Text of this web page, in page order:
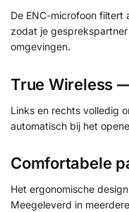
De ENC-microfoon
zodat je
omgevingen.
True Wireless
Links en rechts volledig
automatisch bij het
Comfortabele
Het ergonomische
Meegeleverd in